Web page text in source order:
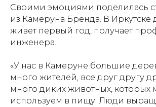
Своими эмоциями поделилась
из Камеруна Бренда. В Иркутске
живет первый год, получает
инженера.
«У нас в Камеруне большие
много жителей, все друг другу
много диких животных, которых
используем в пищу. Люди